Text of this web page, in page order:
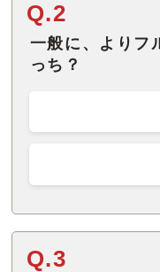
Q.2
一般に、よりフ
っち？
Q.3